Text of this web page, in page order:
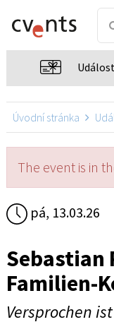
Úvodní stránka
The event is in
pá, 13.03.26
Sebastian
Familien-
Versprochen